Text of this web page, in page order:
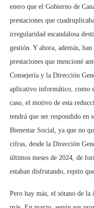
enero que el Gobierno de
prestaciones que
irregularidad escandalosa
gestión. Y ahora, además,
prestaciones que mencioné
Consejería y la Dirección
aplicativo informático, como
caso, el motivo de esta
tendrá que ser respondido en
Bienestar Social, ya que no
cifras, desde la Dirección
últimos meses de 2024, de
estaban disfrutando, repito
Pero hay más, el sótano de